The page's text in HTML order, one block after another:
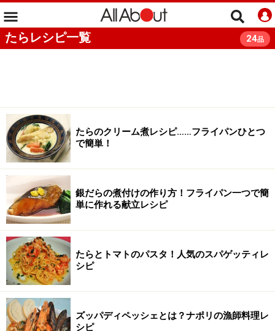
たらレシピ一覧 24品
たらのクリーム煮レシピ……フライパンひとつ
で簡単！
銀だらの煮付けの作り方！フライパン一つで簡
単に作れる献立レシピ
たらとトマトのパスタ！人気のスパゲッティレ
シピ
ズッパディペッシェとは？ナポリの漁師料理レ
シピ